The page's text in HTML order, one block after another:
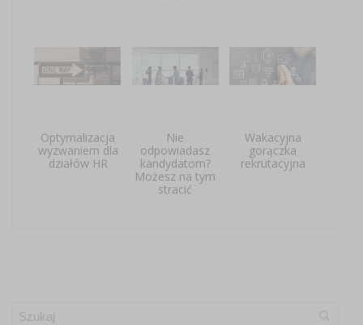
Optymalizacja
wyzwaniem dla
działów HR
Nie
odpowiadasz
kandydatom?
Możesz na tym
stracić
Wakacyjna
gorączka
rekrutacyjna